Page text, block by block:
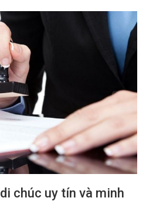
chúc uy tín và minh